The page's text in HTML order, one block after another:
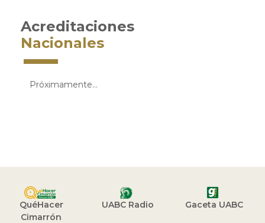
Acreditaciones
Nacionales
Próximamente...
QuéHacer
Cimarrón
UABC Radio Gaceta UABC